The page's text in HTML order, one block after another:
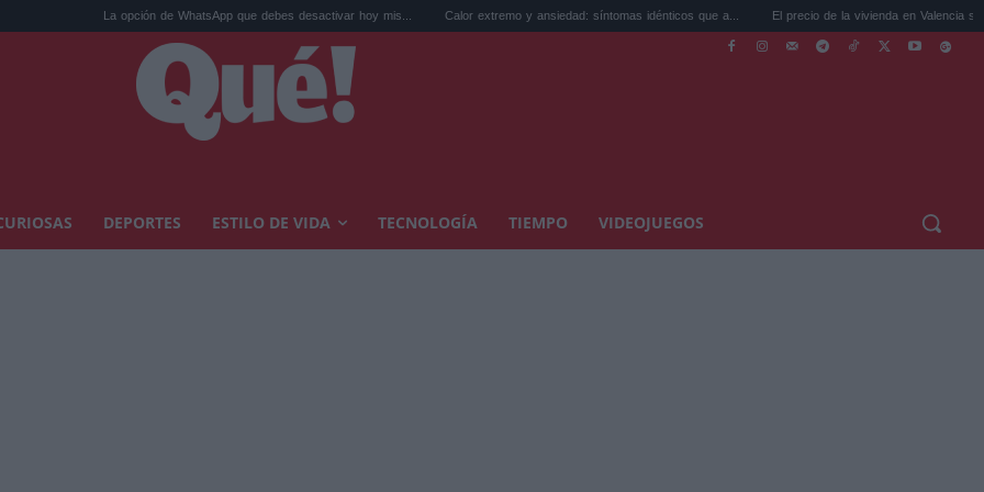
La opción de WhatsApp que debes desactivar hoy mis... Calor extremo y ansiedad: síntomas idénticos que a... El precio de la vivienda en Valencia sube a 3.485 ...
DEPORTES ESTILO DE VIDA TECNOLOGÍA TIEMPO VIDEOJUEGOS